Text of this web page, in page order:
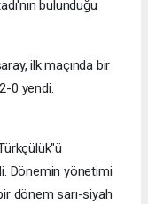
bulunduğu
ilk maçında bir
0 yendi.
Dönemin yönetimi
dönem sarı-siyah